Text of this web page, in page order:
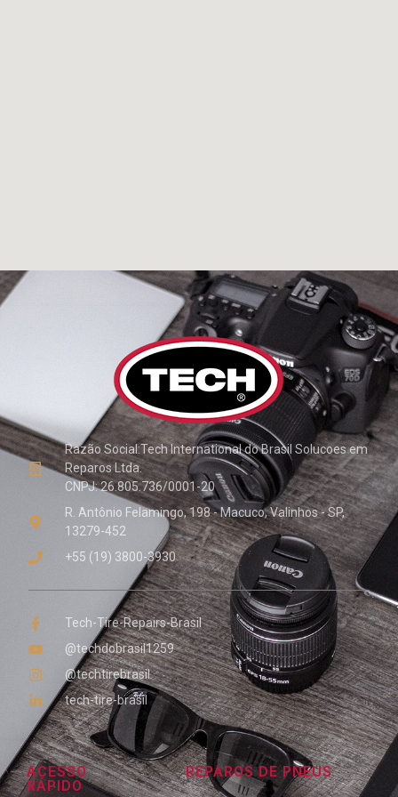
REPAROS DE PNEUS
ACESSO
RÁPIDO
Razão Social:Tech International do Brasil Solucoes em
Reparos Ltda.
CNPJ: 26.805.736/0001-20
R. Antônio Felamingo, 198 - Macuco, Valinhos - SP,
13279-452
+55 (19) 3800-3930
Tech-Tire-Repairs-Brasil
@techdobrasil1259
@techtirebrasil
tech-tire-brasil